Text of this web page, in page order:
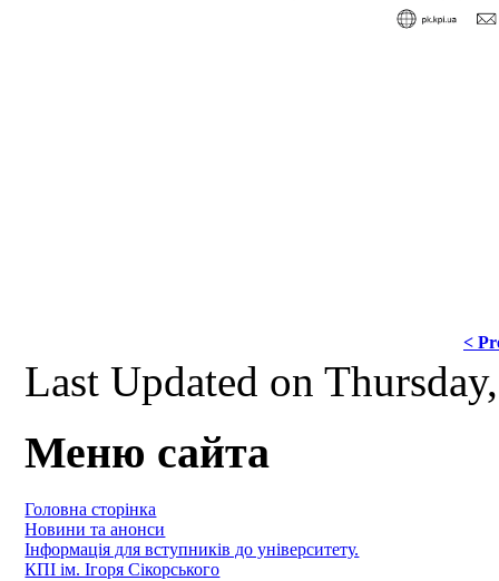
<
Last Updated on
Меню сайта
Головна сторінка
Новини та анонси
Інформація для вступників до університету.
КПІ ім. Ігоря Сікорського